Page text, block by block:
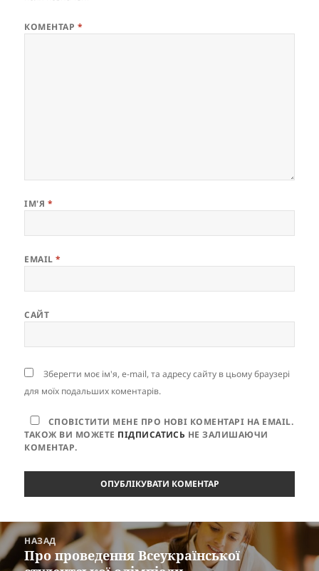
КОМЕНТАР *
ІМ'Я *
EMAIL*
САЙТ
Зберегти моє ім'я, e-mail, та адресу сайту в цьому браузері
для моїх подальших коментарів.
СПОВІСТИТИ МЕНЕ ПРО НОВІ КОМЕНТАРІ НА EMAIL.
ТАКОЖ ВИ МОЖЕТЕ ПІДПИСАТИСЬ НЕ ЗАЛИШАЮЧИ
КОМЕНТАР.
Навігація
записівНАЗАД
Попередній
Про проведення Всеукраїнської